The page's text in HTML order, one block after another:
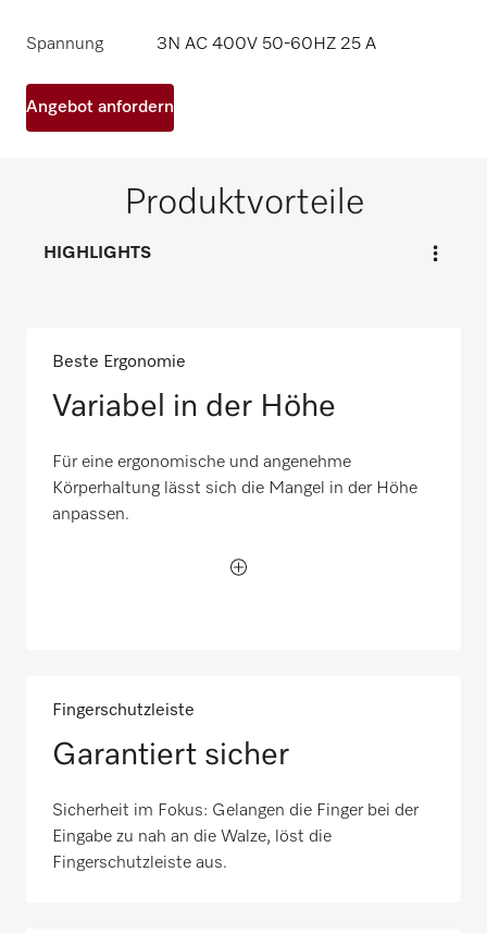
Spannung 3N AC 400V 50-60HZ 25 A
Angebot anfordern
Produktvorteile
HIGHLIGHTS
Beste Ergonomie
Variabel in der Höhe
Für eine ergonomische und angenehme
Körperhaltung lässt sich die Mangel in der Höhe
anpassen.
Fingerschutzleiste
Garantiert sicher
Sicherheit im Fokus: Gelangen die Finger bei der
Eingabe zu nah an die Walze, löst die
Fingerschutzleiste aus.